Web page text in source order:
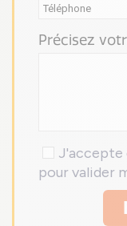
Précisez
J'accepte
pour valider